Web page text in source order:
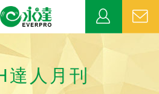
達人月刊